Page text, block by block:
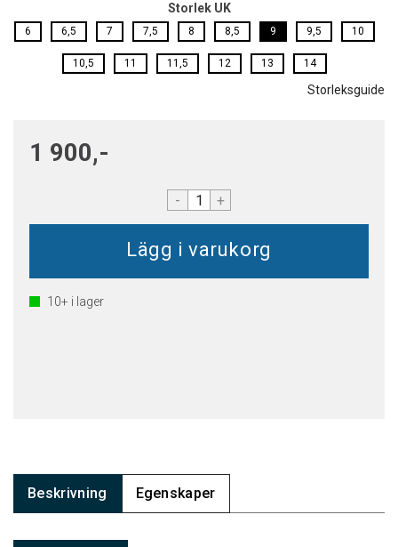
Storlek UK
6 6,5 7 7,5 8 8,5 9 9,5 10
10,5 11 11,5 12 13 14
Storleksguide
1 900,-
- +
10+ i lager
Beskrivning Egenskaper